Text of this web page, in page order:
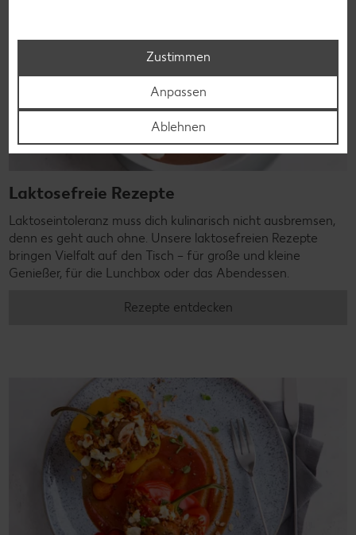
Laktosefreie Rezepte
Laktoseintoleranz muss dich kulinarisch nicht ausbremsen,
denn es geht auch ohne. Unsere laktosefreien Rezepte
bringen Vielfalt auf den Tisch – für große und kleine
Genießer, für die Lunchbox oder das Abendessen.
Rezepte entdecken
Zustimmen
Anpassen
Ablehnen